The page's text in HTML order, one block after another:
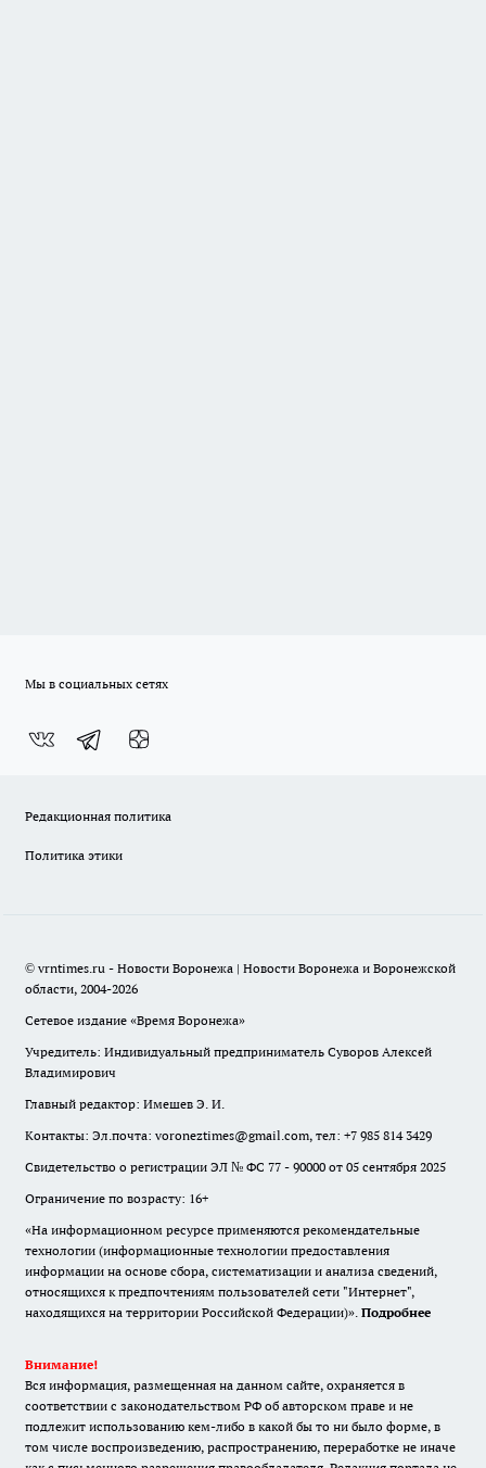
Мы в социальных сетях
Редакционная политика
Политика этики
© vrntimes.ru - Новости Воронежа | Новости Воронежа и Воронежской
области, 2004-2026
Сетевое издание «Время Воронежа»
Учредитель: Индивидуальный предприниматель Суворов Алексей
Владимирович
Главный редактор: Имешев Э. И.
Контакты: Эл.почта: voroneztimes@gmail.com, тел: +7 985 814 3429
Свидетельство о регистрации ЭЛ № ФС 77 - 90000 от 05 сентября 2025
Ограничение по возрасту: 16+
«На информационном ресурсе применяются рекомендательные
технологии (информационные технологии предоставления
информации на основе сбора, систематизации и анализа сведений,
относящихся к предпочтениям пользователей сети "Интернет",
находящихся на территории Российской Федерации)». Подробнее
Внимание!
Вся информация, размещенная на данном сайте, охраняется в
соответствии с законодательством РФ об авторском праве и не
подлежит использованию кем-либо в какой бы то ни было форме, в
том числе воспроизведению, распространению, переработке не иначе